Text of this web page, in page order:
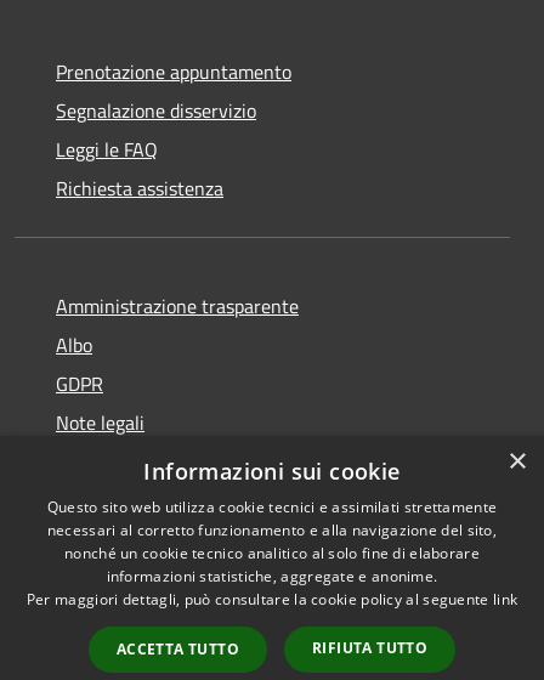
Prenotazione appuntamento
Segnalazione disservizio
Leggi le FAQ
Richiesta assistenza
Amministrazione trasparente
Albo
GDPR
Note legali
Dichiarazione di accessibilità
Accessibilità
Copyright © 2026 • Comune di
Cattolica • Powered by
Municipium•
Accesso
redazione
×
Informazioni sui cookie
Questo sito web utilizza cookie tecnici e assimilati strettamente
necessari al corretto funzionamento e alla navigazione del sito,
nonché un cookie tecnico analitico al solo fine di elaborare
informazioni statistiche, aggregate e anonime.
Per maggiori dettagli, può consultare la cookie policy al seguente link
ACCETTA TUTTO RIFIUTA TUTTO